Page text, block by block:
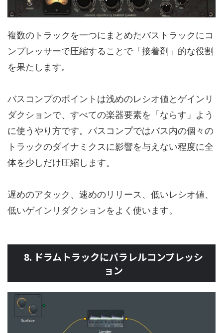
複数のトラックを一つにまとめたバストラックにコ
ンプレッサーで圧縮することで「接着剤」的な役割
を果たします。
バスコンプのポイントは浅めのレシオ値とゲインリ
ダクションで、すべての楽器要素を「ならす」よう
に使うやり方です。バスコンプではバス内の個々の
トラックのダイナミクスに影響を与えない程度に全
体を少しだけ圧縮します。
遅めのアタック、速めのリリース、低いレシオ値、
低いゲインリダクションをよく使います。
8. ドラムトラックにパラレルコンプレッシ
ョン